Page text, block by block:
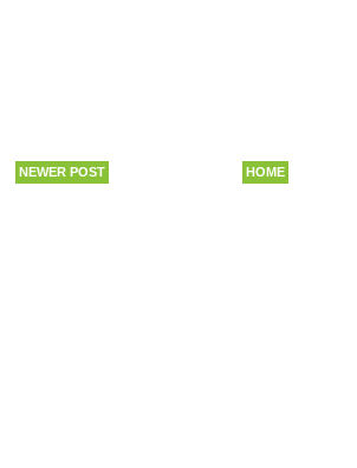
NEWER POST HOME